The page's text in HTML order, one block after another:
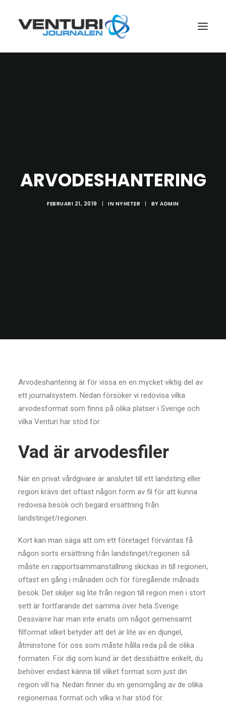
Search
ARVODESHANTERING
FEBRUARI 21, 2019 | IN NYHETER | BYADMIN
Arvodeshantering är för vissa en en mycket viktig del av
ett journalsystem. Nedan försöker vi redovisa vilka
arvodesformat som finns på olika platser i Sverige och
vilka Venturi har stöd för.
Vad är arvodesfiler
När en privat vårdgivare är anslutet till ett landsting eller
region krävs det oftast någon form av fil för att kunna
redovisa besök och begärd ersättning från
landstinget/regionen.
Kort kan man säga att om ett företaget förväntas få
någon sorts ersättning från landstinget/regionen så
måste en rapportsammanställning skickas in till regionen,
oftast en gång i månaden och för föregående månads
besök. Det skiljer sig lite från region till region men i stort
sett är fortfarande det samma över hela Sverige.
Dessvärre har man inte enats om något gemensamt
filformat vilket betyder att det är lite av en djungel,
åtminstone för oss som måste hålla reda på de olika
formaten. För dig som kund är det dessbättre enkelt, du
behöver endast känna till vilket format som just din
region vill ha. Nedan finner du en genomgång av de olika
regionernas format och vilka vi har stöd för.